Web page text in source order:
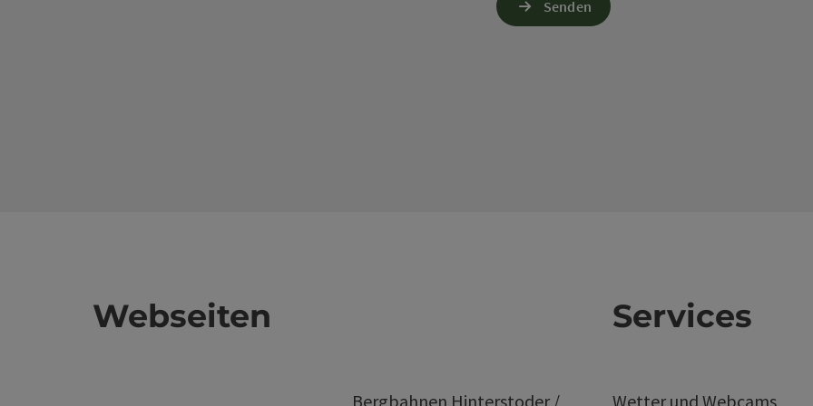
Senden
Webseiten
Bergbahnen Hinterstoder /
Services
Wetter und Webcams